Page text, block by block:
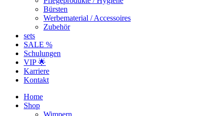
Bürsten
Werbematerial / Accessoires
Zubehör
sets
SALE %
Schulungen
VIP 🌟
Karriere
Kontakt
Home
Shop
Wimpern